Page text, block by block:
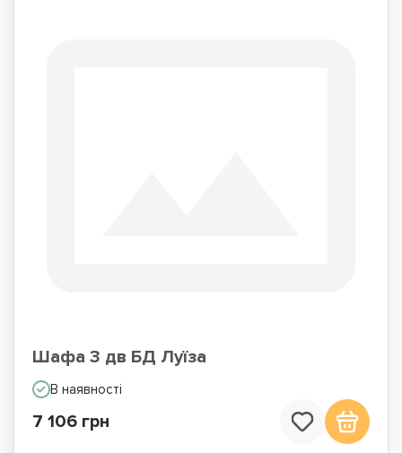
Шафа 3 дв БД Луїза
В наявності
7 106 грн